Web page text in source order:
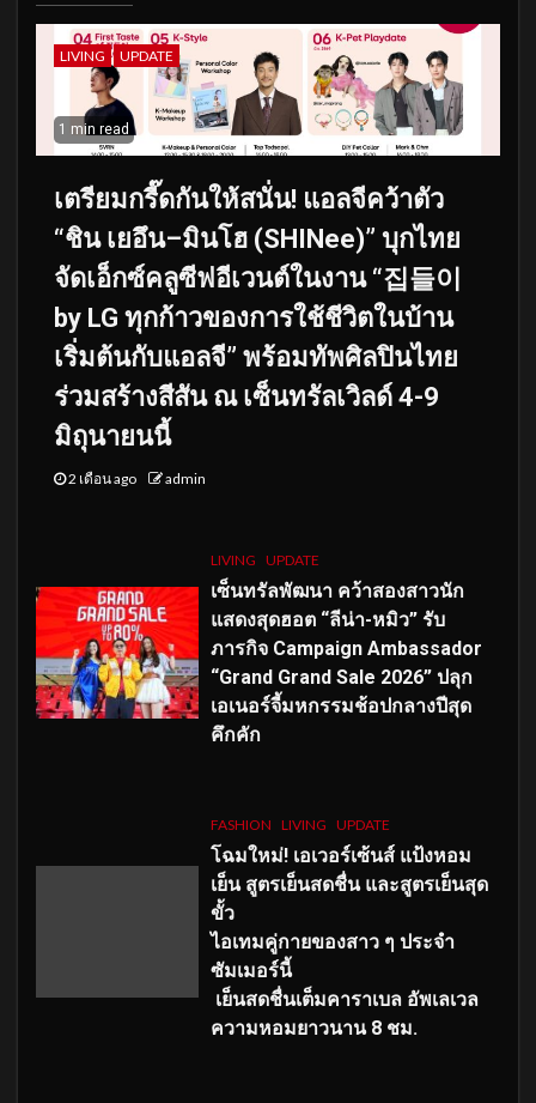
LIVING UPDATE
1 min read
เตรียมกรี๊ดกันให้สนั่น! แอลจีคว้าตัว
“ชิน เยอึน–มินโฮ (SHINee)” บุกไทย
จัดเอ็กซ์คลูซีฟอีเวนต์ในงาน “집들이
by LG ทุกก้าวของการใช้ชีวิตในบ้าน
เริ่มต้นกับแอลจี” พร้อมทัพศิลปินไทย
ร่วมสร้างสีสัน ณ เซ็นทรัลเวิลด์ 4-9
มิถุนายนนี้
2 เดือน ago admin
LIVING UPDATE
เซ็นทรัลพัฒนา คว้าสองสาวนัก
แสดงสุดฮอต “ลีน่า-หมิว” รับ
ภารกิจ Campaign Ambassador
“Grand Grand Sale 2026” ปลุก
เอเนอร์จี้มหกรรมช้อปกลางปีสุด
คึกคัก
FASHION LIVING UPDATE
โฉมใหม่! เอเวอร์เซ้นส์ แป้งหอม
เย็น สูตรเย็นสดชื่น และสูตรเย็นสุด
ขั้ว
ไอเทมคู่กายของสาว ๆ ประจำ
ซัมเมอร์นี้
เย็นสดชื่นเต็มคาราเบล อัพเลเวล
ความหอมยาวนาน 8 ชม.